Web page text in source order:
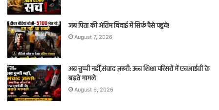
जब पिता की अंतिम विदाई में सिर्फ पैसे पहुंचे!
August 7, 2026
अब चुप्पी नहीं,संवाद ज़रूरी: उच्च शिक्षा परिसरों में एचआईवी के
बढ़ते मामले
August 6, 2026